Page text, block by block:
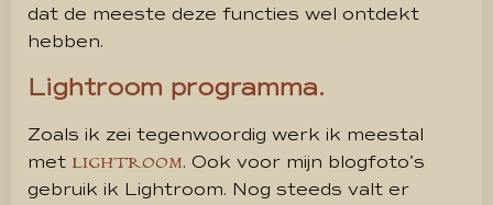
dat de meeste deze functies wel ontdekt
hebben.
Lightroom programma.
Zoals ik zei tegenwoordig werk ik meestal
met LIGHTROOM. Ook voor mijn blogfoto’s
gebruik ik Lightroom. Nog steeds valt er